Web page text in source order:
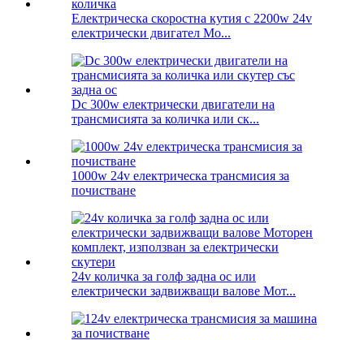
Електрическа скоростна кутия с 2200w 24v
електрически двигател Mo...
Dc 300w електрически двигатели на
трансмисията за количка или ск...
1000w 24v електрическа трансмисия за
почистване
24v количка за голф задна ос или
електрически задвижващи валове Мот...